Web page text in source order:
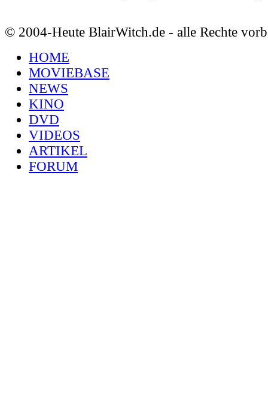
© 2004-Heute BlairWitch.de - alle Rechte
HOME
MOVIEBASE
NEWS
KINO
DVD
VIDEOS
ARTIKEL
FORUM